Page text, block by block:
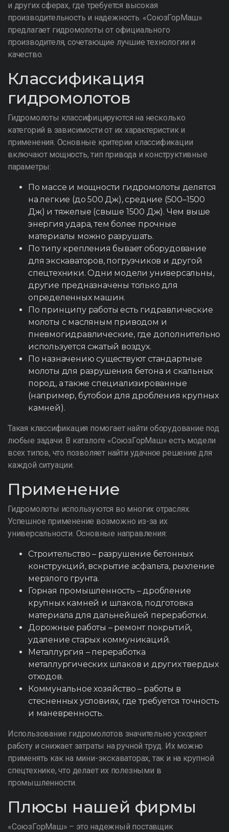
и других сферах, где требуется высокая
производительность и надежность. «СоюзГорМаш»
предлагает гидромолоты от официального
производителя, сочетающие лучшие технологии и
качество.
Классификация
гидромолотов
Гидромолоты классифицируются на несколько
категорий в зависимости от их характеристик и
применения. Основные критерии классификации
включают мощность, тип привода и конструктивные
параметры:
По массе и мощности гидромолоты делятся
на легкие (до 500 Дж), средние (500–1500
Дж) и тяжелые (свыше 1500 Дж). Чем выше
энергия удара, тем более прочные
материалы можно разрушать.
По типу крепления бывает оборудование
для экскаваторов, погрузчиков и другой
спецтехники. Одни модели универсальны,
другие предназначены только для
определенных машин.
По принципу работы есть гидравлические
молоты с масляным приводом и
пневмогидравлические, где дополнительно
используется сжатый воздух.
По назначению существуют стандартные
молоты для разрушения бетона и скальных
пород, а также специализированные
(например, бутобои для дробления крупных
камней).
Такая классификация помогает найти оборудование под
любые задачи. В каталоге «СоюзГорМаш» есть модели
всех типов, что позволяет найти удачное решение для
каждой ситуации.
Применение
Гидромолоты используются во многих отраслях.
Успешное применение возможно из-за их
универсальности. Основные направления:
Строительство – разрушение бетонных
конструкций, вскрытие асфальта, рыхление
мерзлого грунта.
Горная промышленность – дробление
крупных камней и шлаков, подготовка
материала для дальнейшей переработки.
Дорожные работы – ремонт покрытий,
удаление старых коммуникаций.
Металлургия – переработка
металлургических шлаков и других твердых
отходов.
Коммунальное хозяйство – работы в
стесненных условиях, где требуется точность
и маневренность.
Использование гидромолотов значительно ускоряет
работу и снижает затраты на ручной труд. Их можно
применять как на мини-экскаваторах, так и на крупной
спецтехнике, что делает их полезными в
промышленности.
Плюсы нашей фирмы
«СоюзГорМаш» – это надежный поставщик